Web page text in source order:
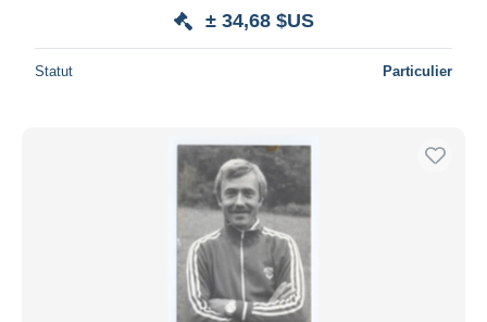
± 34,68 $US
Statut Particulier